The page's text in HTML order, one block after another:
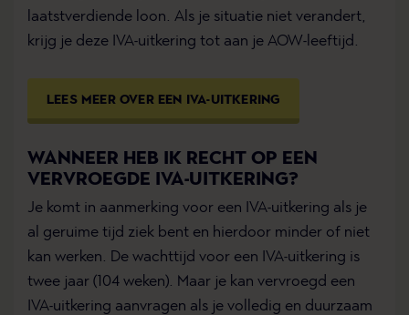
laatstverdiende loon. Als je situatie niet verandert,
krijg je deze IVA-uitkering tot aan je AOW-leeftijd.
LEES MEER OVER EEN IVA-UITKERING
WANNEER HEB IK RECHT OP EEN
VERVROEGDE IVA-UITKERING?
Je komt in aanmerking voor een IVA-uitkering als je
al geruime tijd ziek bent en hierdoor minder of niet
kan werken. De wachttijd voor een IVA-uitkering is
twee jaar (104 weken). Maar je kan vervroegd een
IVA-uitkering aanvragen als je volledig en duurzaam